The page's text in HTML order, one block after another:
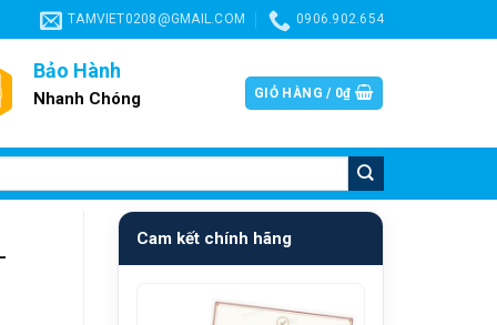
TAMVIET0208@GMAIL.COM 0906.902.654
Bảo Hành
Nhanh Chóng GIỎ HÀNG / 0₫
Cam kết chính hãng